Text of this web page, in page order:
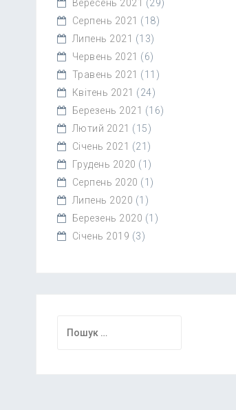
Вересень 2021 (29)
Серпень 2021 (18)
Липень 2021 (13)
Червень 2021 (6)
Травень 2021 (11)
Квітень 2021 (24)
Березень 2021 (16)
Лютий 2021 (15)
Січень 2021 (21)
Грудень 2020 (1)
Серпень 2020 (1)
Липень 2020 (1)
Березень 2020 (1)
Січень 2019 (3)